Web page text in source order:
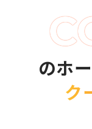
のホ
ク